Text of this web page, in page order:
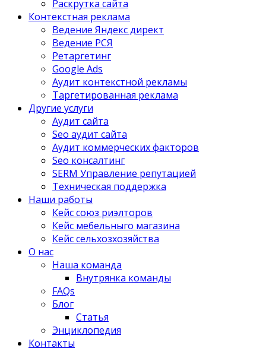
Раскрутка сайта
Контекстная реклама
Ведение Яндекс директ
Ведение РСЯ
Ретаргетинг
Google Ads
Аудит контекстной рекламы
Таргетированная реклама
Другие услуги
Аудит сайта
Seo аудит сайта
Аудит коммерческих факторов
Seo консалтинг
SERM Управление репутацией
Техническая поддержка
Наши работы
Кейс союз риэлторов
Кейс мебельныго магазина
Кейс сельхозхозяйства
О нас
Наша команда
Внутрянка команды
FAQs
Блог
Статья
Энциклопедия
Контакты